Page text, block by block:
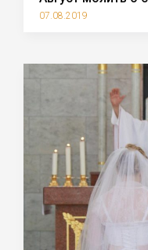
07.08.2019